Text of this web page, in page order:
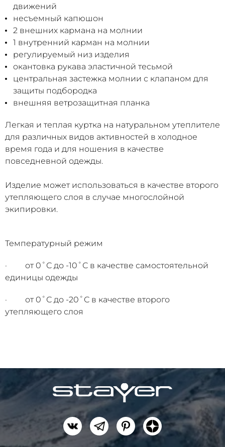
движений
несъемный капюшон
2 внешних кармана на молнии
1 внутренний карман на молнии
регулируемый низ изделия
окантовка рукава эластичной тесьмой
центральная застежка молнии с клапаном для
защиты подбородка
внешняя ветрозащитная планка
Легкая и теплая куртка на натуральном утеплителе
для различных видов активностей в холодное
время года и для ношения в качестве
повседневной одежды.
Изделие может использоваться в качестве второго
утепляющего слоя в случае многослойной
экипировки.
Температурный режим
· от 0˚С до -10˚С в качестве самостоятельной
единицы одежды
· от 0˚С до -20˚С в качестве второго
утепляющего слоя